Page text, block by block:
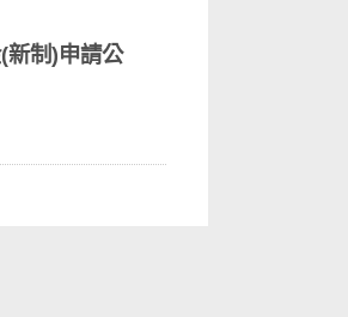
新制)申請公